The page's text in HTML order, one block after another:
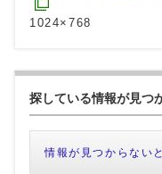
1024×768
探している情報が見つ
情報が見つからない